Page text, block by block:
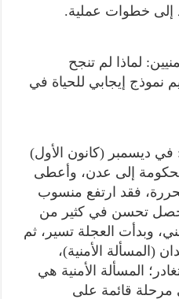
إلى خطوات عملية.
لماذا لم تنجح
نموذج إيجابي للحياة في
ديسمبر (كانون الأول)
إلى عدن، وأعطى
فقد ارتفع منسوب
تحسن في كثير من
وبدأت العجلة تسير، ثم
(المسألة الأمنية)،
المسألة الأمنية هي
مرحلة قائمة على